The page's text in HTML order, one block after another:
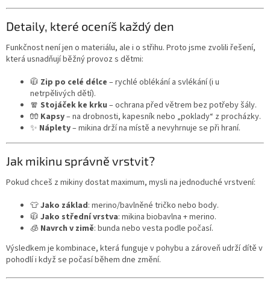
Detaily, které oceníš každý den
Funkčnost není jen o materiálu, ale i o střihu. Proto jsme zvolili řešení,
která usnadňují běžný provoz s dětmi:
🧥 Zip po celé délce – rychlé oblékání a svlékání (i u
netrpělivých dětí).
🧣 Stojáček ke krku – ochrana před větrem bez potřeby šály.
🧤 Kapsy– na drobnosti, kapesník nebo „poklady“ z procházky.
✨ Náplety– mikina drží na místě a nevyhrnuje se při hraní.
Jak mikinu správně vrstvit?
Pokud chceš z mikiny dostat maximum, mysli na jednoduché vrstvení:
👕Jako základ: merino/bavlněné tričko nebo body.
🧥 Jako střední vrstva: mikina biobavlna + merino.
🧊 Navrch v zimě: bunda nebo vesta podle počasí.
Výsledkem je kombinace, která funguje v pohybu a zároveň udrží dítě v
pohodlí i když se počasí během dne změní.